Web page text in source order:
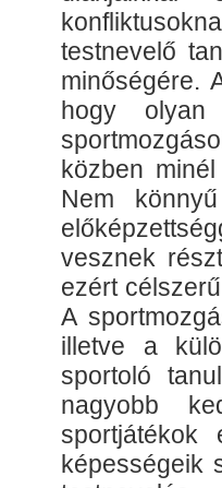
testnevelő
minőségére.
hogy
közben
Nem
vesznek
ezért
A
illetve a
sportoló
nagyobb
képességeik